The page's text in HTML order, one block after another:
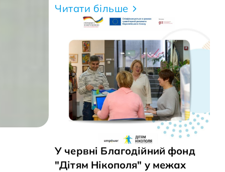
Читати більше
У червні Благодійний фонд
"Дітям Нікополя" у межах